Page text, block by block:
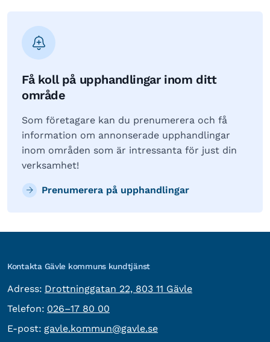
Få koll på upphandlingar inom ditt
område
Som företagare kan du prenumerera och få
information om annonserade upphandlingar
inom områden som är intressanta för just din
verksamhet!
Prenumerera på upphandlingar
Kontakta Gävle kommuns kundtjänst
Adress: besöksadress:
Drottninggatan 22, 803 11 Gävle
Telefon: Telefon:
026–17 80 00
E-post: E-post:
gavle.kommun@gavle.se